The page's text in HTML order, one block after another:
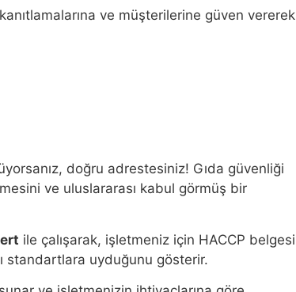
ve müşterilerine güven vererek
doğru adrestesiniz! Gıda güvenliği
ve uluslararası kabul görmüş bir
ile çalışarak, işletmeniz için HACCP belgesi
standartlara uyduğunu gösterir.